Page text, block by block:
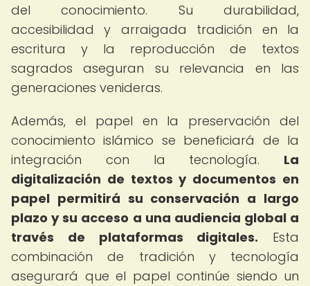
del conocimiento. Su durabilidad,
accesibilidad y arraigada tradición en la
escritura y la reproducción de textos
sagrados aseguran su relevancia en las
generaciones venideras.
Además, el papel en la preservación del
conocimiento islámico se beneficiará de la
integración con la tecnología. La
digitalización de textos y documentos en
papel permitirá su conservación a largo
plazo y su acceso a una audiencia global a
través de plataformas digitales. Esta
combinación de tradición y tecnología
asegurará que el papel continúe siendo un